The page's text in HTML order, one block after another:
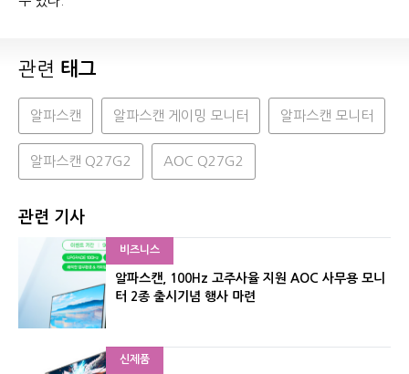
관련 태그
알파스캔 알파스캔 게이밍 모니터 알파스캔 모니터
알파스캔 Q27G2 AOC Q27G2
관련 기사
비즈니스
알파스캔, 100Hz 고주사율 지원 AOC 사무용 모니
터 2종 출시기념 행사 마련
신제품